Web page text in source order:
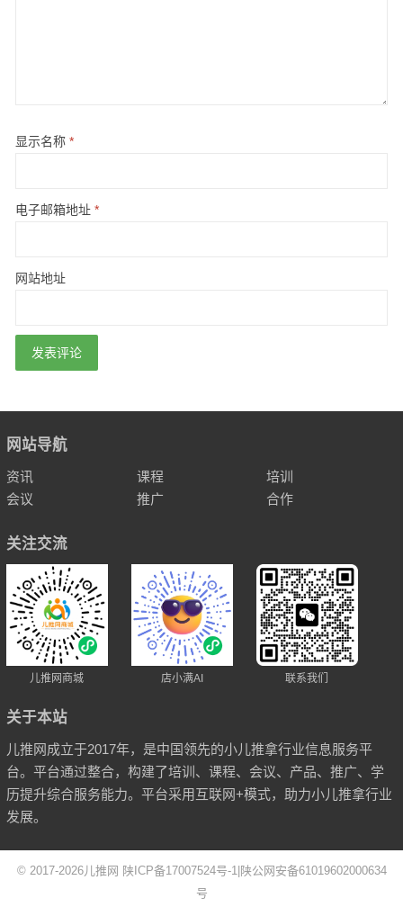
显示名称 *
电子邮箱地址 *
网站地址
网站导航
资讯 课程
培训
会议
推广 合作
关注交流
儿推网商城 店小满AI 联系我们
关于本站
儿推网成立于2017年，是中国领先的小儿推拿行业信息服务平
台。平台通过整合，构建了培训、课程、会议、产品、推广、学
历提升综合服务能力。平台采用互联网+模式，助力小儿推拿行业
发展。
© 2017-2026儿推网 陕ICP备17007524号-1 陕公网安备61019602000634
号